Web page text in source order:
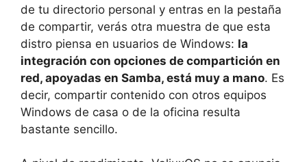
de tu directorio personal y entras en la pestaña
de compartir, verás otra muestra de que esta
distro piensa en usuarios de Windows: la
integración con opciones de compartición en
red, apoyadas en Samba, está muy a mano. Es
decir, compartir contenido con otros equipos
Windows de casa o de la oficina resulta
bastante sencillo.